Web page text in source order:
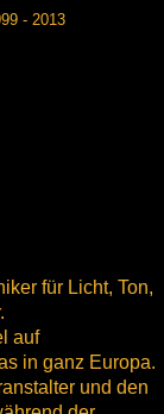
- 2013
für Licht, Ton,
auf
in ganz Europa.
und den